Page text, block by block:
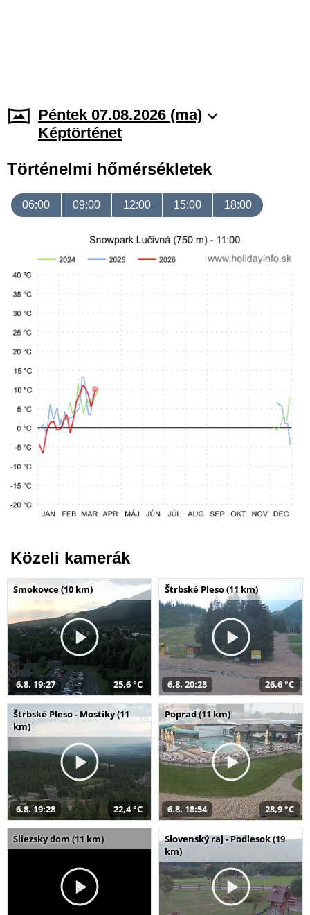
Péntek 07.08.2026 (ma)
Képtörténet
Történelmi hőmérsékletek
06:00 09:00 12:00 15:00 18:00
Közeli kamerák
Smokovce (10 km)
6.8. 19:27 25,6 °C
Štrbské Pleso (11 km)
6.8. 20:23 26,6 °C
Štrbské Pleso - Mostíky (11
km)
6.8. 19:28 22,4 °C
Poprad (11 km)
6.8. 18:54 28,9 °C
Sliezsky dom (11 km)
Slovenský raj - Podlesok (19
km)